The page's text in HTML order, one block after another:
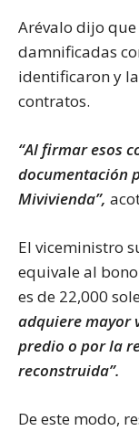
Arévalo dijo
damnificadas
identificaron y
contratos.
“Al firmar esos
documentación
Mivivienda”,
El viceministro
equivale al
es de 22,000
adquiere mayor
predio o por la
reconstruida”.
De este modo,